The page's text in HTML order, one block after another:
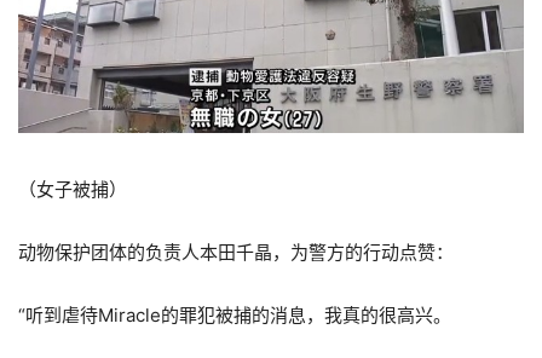
（女子被捕）
动物保护团体的负责人本田千晶，为警方的行动点赞：
“听到虐待Miracle的罪犯被捕的消息，我真的很高兴。